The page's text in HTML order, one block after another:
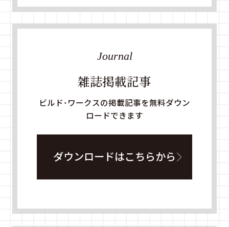
雑誌掲載記事
Journal
ビルド・ワークスの掲載記事を無料ダウン
ロードできます
ダウンロードはこちらから